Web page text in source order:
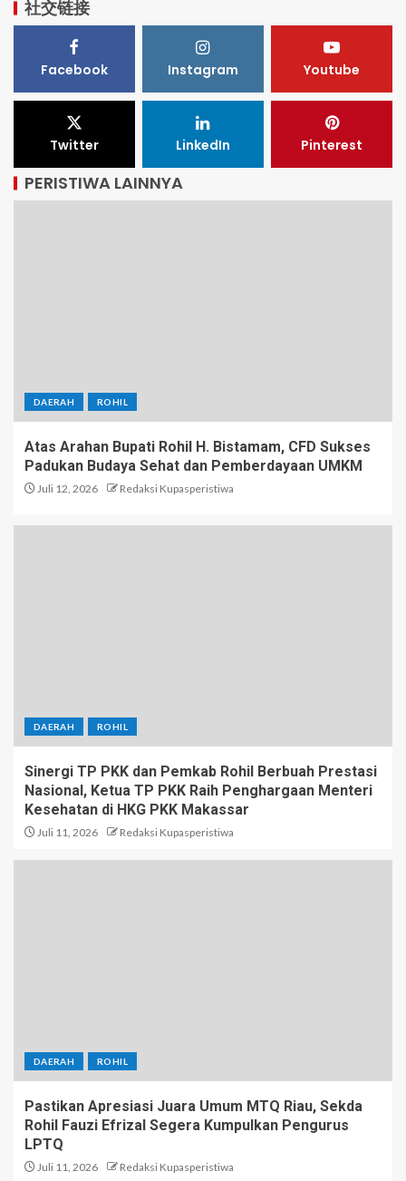
社交链接
Facebook Instagram Youtube
Twitter LinkedIn Pinterest
PERISTIWA LAINNYA
DAERAH ROHIL
Atas Arahan Bupati Rohil H. Bistamam, CFD Sukses
Padukan Budaya Sehat dan Pemberdayaan UMKM
Juli 12, 2026 Redaksi Kupasperistiwa
DAERAH ROHIL
Sinergi TP PKK dan Pemkab Rohil Berbuah Prestasi
Nasional, Ketua TP PKK Raih Penghargaan Menteri
Kesehatan di HKG PKK Makassar
Juli 11, 2026 Redaksi Kupasperistiwa
DAERAH ROHIL
Pastikan Apresiasi Juara Umum MTQ Riau, Sekda
Rohil Fauzi Efrizal Segera Kumpulkan Pengurus
LPTQ
Juli 11, 2026 Redaksi Kupasperistiwa